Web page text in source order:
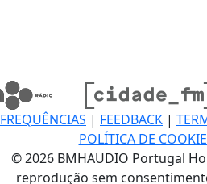
FREQUÊNCIAS | FEEDBACK |
POLÍTICA DE
© 2026 BMHAUDIO Portugal
reprodução sem